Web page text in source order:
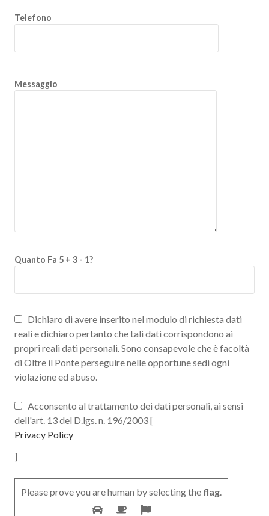
Telefono
Messaggio
Quanto Fa 5 + 3 - 1?
Dichiaro di avere inserito nel modulo di richiesta dati
reali e dichiaro pertanto che tali dati corrispondono ai
propri reali dati personali. Sono consapevole che è facoltà
di Oltre il Ponte perseguire nelle opportune sedi ogni
violazione ed abuso.
Acconsento al trattamento dei dati personali, ai sensi
dell'art. 13 del D.lgs. n. 196/2003 [
Privacy Policy
]
Please prove you are human by selecting the flag.